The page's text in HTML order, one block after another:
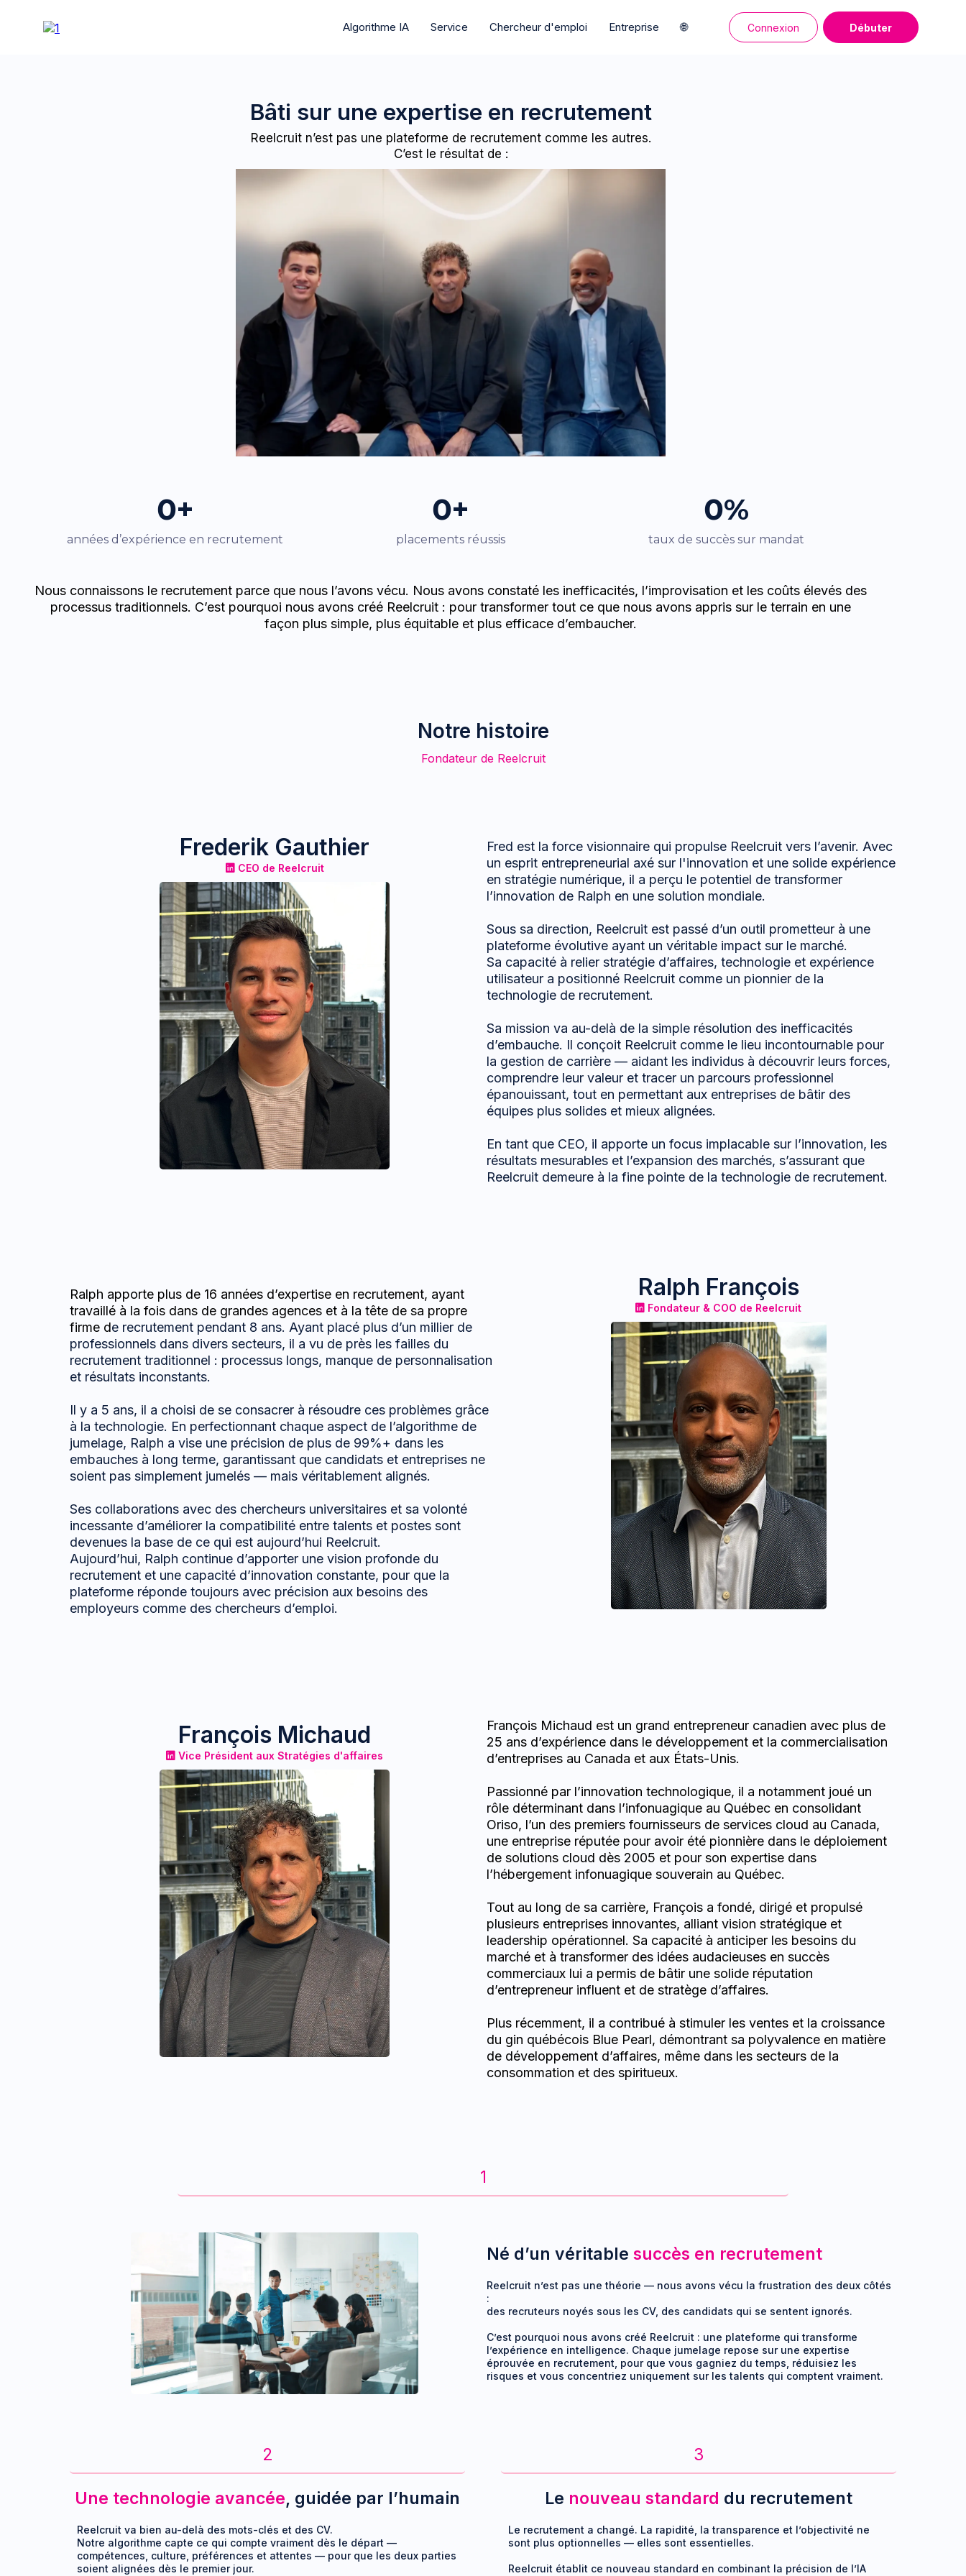
Algorithme IA Service Chercheur d'emploi Entreprise 🌐 Connexion Débuter
Bâti sur une expertise en recrutement
Reelcruit n’est pas une plateforme de recrutement comme les autres.
C’est le résultat de :
0+
années d’expérience en recrutement
0+
placements réussis
0%
taux de succès sur mandat
Nous connaissons le recrutement parce que nous l’avons vécu. Nous avons constaté les inefficacités, l’improvisation et les coûts élevés des
processus traditionnels. C’est pourquoi nous avons créé Reelcruit : pour transformer tout ce que nous avons appris sur le terrain en une
façon plus simple, plus équitable et plus efficace d’embaucher.
Notre histoire
Fondateur de Reelcruit
Frederik Gauthier
CEO de Reelcruit
Fred est la force visionnaire qui propulse Reelcruit vers l’avenir. Avec
un esprit entrepreneurial axé sur l'innovation et une solide expérience
en stratégie numérique, il a perçu le potentiel de transformer
l’innovation de Ralph en une solution mondiale.
Sous sa direction, Reelcruit est passé d’un outil prometteur à une
plateforme évolutive ayant un véritable impact sur le marché.
Sa capacité à relier stratégie d’affaires, technologie et expérience
utilisateur a positionné Reelcruit comme un pionnier de la
technologie de recrutement.
Sa mission va au-delà de la simple résolution des inefficacités
d’embauche. Il conçoit Reelcruit comme le lieu incontournable pour
la gestion de carrière — aidant les individus à découvrir leurs forces,
comprendre leur valeur et tracer un parcours professionnel
épanouissant, tout en permettant aux entreprises de bâtir des
équipes plus solides et mieux alignées.
En tant que CEO, il apporte un focus implacable sur l’innovation, les
résultats mesurables et l’expansion des marchés, s’assurant que
Reelcruit demeure à la fine pointe de la technologie de recrutement.
Ralph apporte plus de 16 années d’expertise en recrutement, ayant
travaillé à la fois dans de grandes agences et à la tête de sa propre
firme de recrutement pendant 8 ans. Ayant placé plus d’un millier de
professionnels dans divers secteurs, il a vu de près les failles du
recrutement traditionnel : processus longs, manque de personnalisation
et résultats inconstants.
Il y a 5 ans, il a choisi de se consacrer à résoudre ces problèmes grâce
à la technologie. En perfectionnant chaque aspect de l’algorithme de
jumelage, Ralph a vise une précision de plus de 99%+ dans les
embauches à long terme, garantissant que candidats et entreprises ne
soient pas simplement jumelés — mais véritablement alignés.
Ses collaborations avec des chercheurs universitaires et sa volonté
incessante d’améliorer la compatibilité entre talents et postes sont
devenues la base de ce qui est aujourd’hui Reelcruit.
Aujourd’hui, Ralph continue d’apporter une vision profonde du
recrutement et une capacité d’innovation constante, pour que la
plateforme réponde toujours avec précision aux besoins des
employeurs comme des chercheurs d’emploi.
Ralph François
Fondateur & COO de Reelcruit
François Michaud
Vice Président aux Stratégies d'affaires
François Michaud est un grand entrepreneur canadien avec plus de
25 ans d’expérience dans le développement et la commercialisation
d’entreprises au Canada et aux États-Unis.
Passionné par l’innovation technologique, il a notamment joué un
rôle déterminant dans l’infonuagique au Québec en consolidant
Oriso, l’un des premiers fournisseurs de services cloud au Canada,
une entreprise réputée pour avoir été pionnière dans le déploiement
de solutions cloud dès 2005 et pour son expertise dans
l’hébergement infonuagique souverain au Québec.
Tout au long de sa carrière, François a fondé, dirigé et propulsé
plusieurs entreprises innovantes, alliant vision stratégique et
leadership opérationnel. Sa capacité à anticiper les besoins du
marché et à transformer des idées audacieuses en succès
commerciaux lui a permis de bâtir une solide réputation
d’entrepreneur influent et de stratège d’affaires.
Plus récemment, il a contribué à stimuler les ventes et la croissance
du gin québécois Blue Pearl, démontrant sa polyvalence en matière
de développement d’affaires, même dans les secteurs de la
consommation et des spiritueux.
1
Né d’un véritable succès en recrutement
Reelcruit n’est pas une théorie — nous avons vécu la frustration des deux côtés
:
des recruteurs noyés sous les CV, des candidats qui se sentent ignorés.
C’est pourquoi nous avons créé Reelcruit : une plateforme qui transforme
l’expérience en intelligence. Chaque jumelage repose sur une expertise
éprouvée en recrutement, pour que vous gagniez du temps, réduisiez les
risques et vous concentriez uniquement sur les talents qui comptent vraiment.
2
Une technologie avancée, guidée par l’humain
Reelcruit va bien au-delà des mots-clés et des CV.
Notre algorithme capte ce qui compte vraiment dès le départ —
compétences, culture, préférences et attentes — pour que les deux parties
soient alignées dès le premier jour.
3
Le nouveau standard du recrutement
Le recrutement a changé. La rapidité, la transparence et l’objectivité ne
sont plus optionnelles — elles sont essentielles.
Reelcruit établit ce nouveau standard en combinant la précision de l’IA